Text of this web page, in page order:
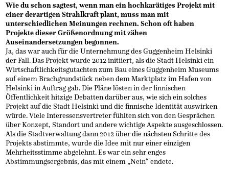
Wie du schon sagtest, wenn man ein hochkarätiges Projekt mit
einer derartigen Strahlkraft plant, muss man mit
unterschiedlichen Meinungen rechnen. Schon oft haben
Projekte dieser Größenordnung mit zähen
Auseinandersetzungen begonnen.
Ja, das war auch für die Unternehmung des Guggenheim Helsinki
der Fall. Das Projekt wurde 2012 initiiert, als die Stadt Helsinki ein
Wirtschaftlichkeitsgutachten zum Bau eines Guggenheim Museums
auf einem Brachgrundstück neben dem Marktplatz im Hafen von
Helsinki in Auftrag gab. Die Pläne lösten in der finnischen
Öffentlichkeit hitzige Debatten darüber aus, wie sich ein solches
Projekt auf die Stadt Helsinki und die finnische Identität auswirken
würde. Viele Interessensvertreter fühlten sich von den Gesprächen
über Konzept, Standort und andere wichtige Aspekte ausgeschlossen.
Als die Stadtverwaltung dann 2012 über die nächsten Schritte des
Projekts abstimmte, wurde die Idee mit nur einer einzigen
Mehrheitsstimme abgelehnt. Es war ein sehr enges
Abstimmungsergebnis, das mit einem „Nein“ endete.